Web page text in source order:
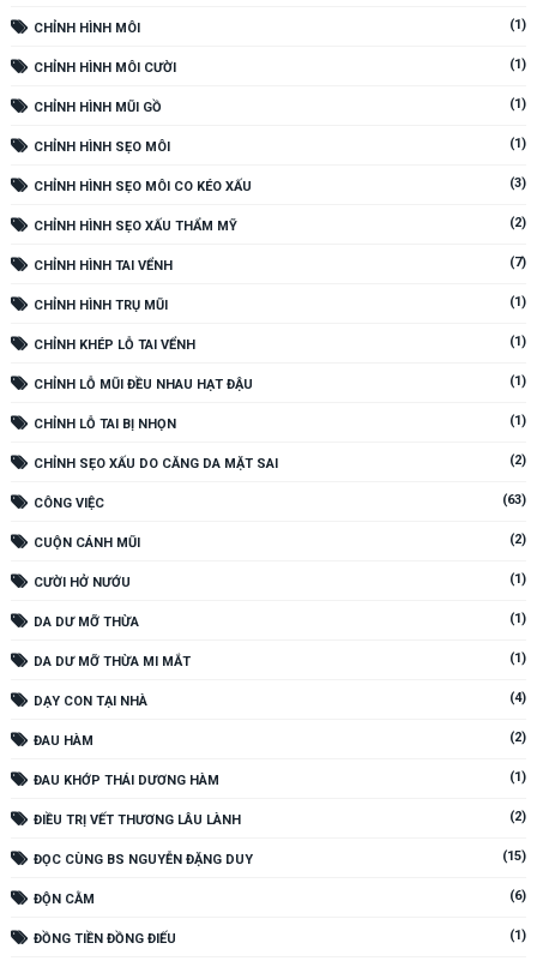
CHỈNH HÌNH MÔI (1)
CHỈNH HÌNH MÔI CƯỜI (1)
CHỈNH HÌNH MŨI GỒ (1)
CHỈNH HÌNH SẸO MÔI (1)
CHỈNH HÌNH SẸO MÔI CO KÉO XẤU (3)
CHỈNH HÌNH SẸO XẤU THẨM MỸ (2)
CHỈNH HÌNH TAI VỂNH (7)
CHỈNH HÌNH TRỤ MŨI (1)
CHỈNH KHÉP LỖ TAI VỂNH (1)
CHỈNH LỖ MŨI ĐỀU NHAU HẠT ĐẬU (1)
CHỈNH LỖ TAI BỊ NHỌN (1)
CHỈNH SẸO XẤU DO CĂNG DA MẶT SAI (2)
CÔNG VIỆC (63)
CUỘN CÁNH MŨI (2)
CƯỜI HỞ NƯỚU (1)
DA DƯ MỠ THỪA (1)
DA DƯ MỠ THỪA MI MẮT (1)
DẠY CON TẠI NHÀ (4)
ĐAU HÀM (2)
ĐAU KHỚP THÁI DƯƠNG HÀM (1)
ĐIỀU TRỊ VẾT THƯƠNG LÂU LÀNH (2)
ĐỌC CÙNG BS NGUYỄN ĐẶNG DUY (15)
ĐỘN CẰM (6)
ĐỒNG TIỀN ĐỒNG ĐIẾU (1)